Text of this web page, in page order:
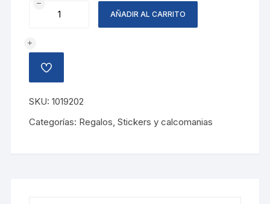
STICKERS
cantidad
AÑADIR AL CARRITO
AÑADIR
A
LISTA
DE
DESEOS
SKU:1019202
Categorías: Regalos ,Stickers y calcomanias